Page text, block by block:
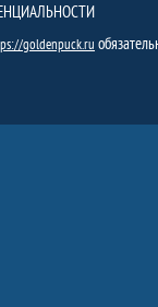
goldenpuck.ru